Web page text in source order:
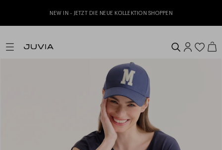
NEW IN - JETZT DIE NEUE KOLLEKTION SHOPPEN